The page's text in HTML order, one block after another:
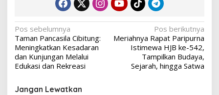
Navigasi
pos
Pos sebelumnya
Taman Pancasila Cibitung:
Meningkatkan Kesadaran
dan Kunjungan Melalui
Edukasi dan Rekreasi
Pos berikutnya
Meriahnya Rapat Paripurna
Istimewa HJB ke-542,
Tampilkan Budaya,
Sejarah, hingga Satwa
Jangan Lewatkan